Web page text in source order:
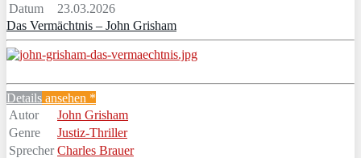
Datum
23.03.2026
Das Vermächtnis – John Grisham
Details ansehen *
Autor
John Grisham
Genre
Justiz-Thriller
Sprecher Charles Brauer